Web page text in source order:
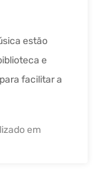
estão
e
facilitar a
em